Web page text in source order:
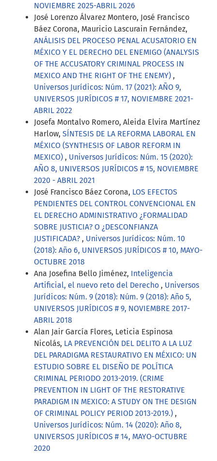
NOVIEMBRE 2025-ABRIL 2026
José Lorenzo Álvarez Montero, José Francisco
Báez Corona, Mauricio Lascurain Fernández,
ANÁLISIS DEL PROCESO PENAL ACUSATORIO EN
MÉXICO Y EL DERECHO DEL ENEMIGO (ANALYSIS
OF THE ACCUSATORY CRIMINAL PROCESS IN
MEXICO AND THE RIGHT OF THE ENEMY) ,
Universos Jurídicos: Núm. 17 (2021): AÑO 9,
UNIVERSOS JURÍDICOS # 17, NOVIEMBRE 2021-
ABRIL 2022
Josefa Montalvo Romero, Aleida Elvira Martínez
Harlow, SÍNTESIS DE LA REFORMA LABORAL EN
MÉXICO (SYNTHESIS OF LABOR REFORM IN
MEXICO) , Universos Jurídicos: Núm. 15 (2020):
AÑO 8, UNIVERSOS JURÍDICOS # 15, NOVIEMBRE
2020 - ABRIL 2021
José Francisco Báez Corona, LOS EFECTOS
PENDIENTES DEL CONTROL CONVENCIONAL EN
EL DERECHO ADMINISTRATIVO ¿FORMALIDAD
SOBRE JUSTICIA? O ¿DESCONFIANZA
JUSTIFICADA? , Universos Jurídicos: Núm. 10
(2018): Año 6, UNIVERSOS JURÍDICOS # 10, MAYO-
OCTUBRE 2018
Ana Josefina Bello Jiménez, Inteligencia
Artificial, el nuevo reto del Derecho , Universos
Jurídicos: Núm. 9 (2018): Núm. 9 (2018): Año 5,
UNIVERSOS JURÍDICOS # 9, NOVIEMBRE 2017-
ABRIL 2018
Alan Jair García Flores, Leticia Espinosa
Nicolás, LA PREVENCIÓN DEL DELITO A LA LUZ
DEL PARADIGMA RESTAURATIVO EN MÉXICO: UN
ESTUDIO SOBRE EL DISEÑO DE POLÍTICA
CRIMINAL PERIODO 2013-2019. (CRIME
PREVENTION IN LIGHT OF THE RESTORATIVE
PARADIGM IN MEXICO: A STUDY ON THE DESIGN
OF CRIMINAL POLICY PERIOD 2013-2019.) ,
Universos Jurídicos: Núm. 14 (2020): Año 8,
UNIVERSOS JURÍDICOS # 14, MAYO-OCTUBRE
2020